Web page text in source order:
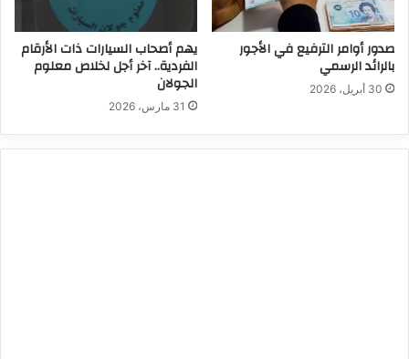
صدور أوامر الترفيع في الأجور
بالرائد الرسمي
30 أبريل، 2026
يهم أصحاب السيارات ذات الأرقام
الفردية.. آخر أجل لخلاص معلوم
الجولان
31 مارس، 2026